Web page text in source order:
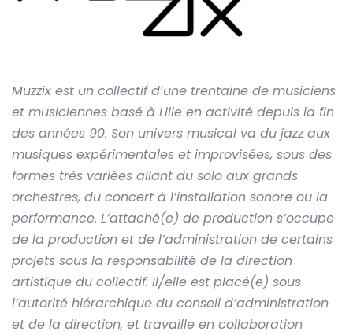
Muzzix est un collectif d’une trentaine de musiciens
et musiciennes basé à Lille en activité depuis la fin
des années 90. Son univers musical va du jazz aux
musiques expérimentales et improvisées, sous des
formes très variées allant du solo aux grands
orchestres, du concert à l’installation sonore ou la
performance. L’attaché(e) de production s’occupe
de la production et de l’administration de certains
projets sous la responsabilité de la direction
artistique du collectif. Il/elle est placé(e) sous
l’autorité hiérarchique du conseil d’administration
et de la direction, et travaille en collaboration